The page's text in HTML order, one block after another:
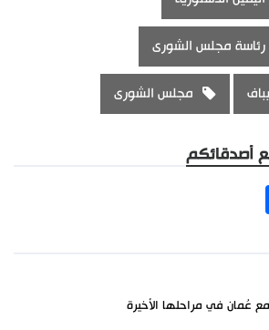
رئاسة مجلس الشورى
مجلس الشورى
أصدقائكم
عُمان في مراحلها الأخيرة